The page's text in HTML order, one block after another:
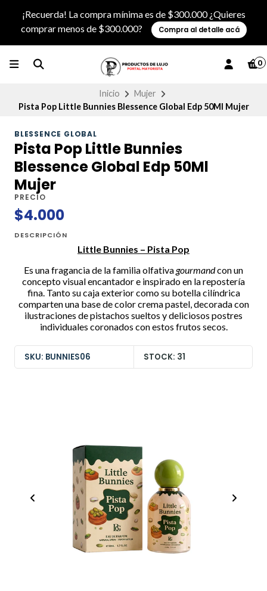
¡Recuerda! La compra mínima es de $300.000 ¿Quieres
comprar menos de $300.000?
Compra al detalle acá
0
Inicio
Mujer
Pista Pop Little Bunnies Blessence Global Edp 50Ml Mujer
BLESSENCE GLOBAL
Pista Pop Little Bunnies
Blessence Global Edp 50Ml
Mujer
PRECIO
$4.000
DESCRIPCIÓN
Little Bunnies – Pista Pop
Es una fragancia de la familia olfativagourmandcon un
concepto visual encantador e inspirado en la repostería
fina. Tanto su caja exterior como su botella cilíndrica
comparten una base de color crema pastel, decorada con
ilustraciones de pistachos sueltos y deliciosos postres
individuales coronados con estos frutos secos.
SKU: BUNNIES06 STOCK: 31